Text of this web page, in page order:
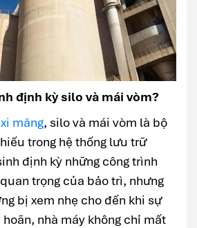
định kỳ silo và mái vòm?
măng, silo và mái vòm là bộ
trong hệ thống lưu trữ
định kỳ những công trình
trọng của bảo trì, nhưng
bị xem nhẹ cho đến khi sự
hoãn, nhà máy không chỉ mất